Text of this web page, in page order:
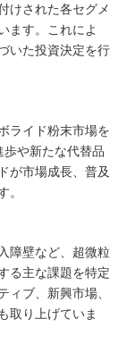
けされた各セグメ
ます。これによ
いた投資決定を行
ライド粉末市場を
や新たな代替品
が市場成長、普及
。
障壁など、超微粒
る主な課題を特定
ィブ、新興市場、
取り上げていま